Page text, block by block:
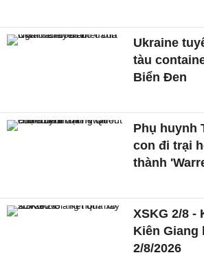
Ukraine
tàu
Biển Đen
Phụ huynh
con đi trại
thành
XSKG 2/8 -
Kiên Giang
2/8/2026